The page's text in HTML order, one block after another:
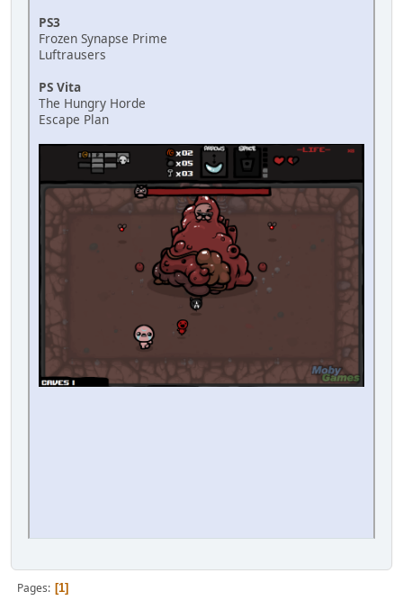
PS3
Frozen Synapse Prime
Luftrausers
PS Vita
The Hungry Horde
Escape Plan
Pages 1